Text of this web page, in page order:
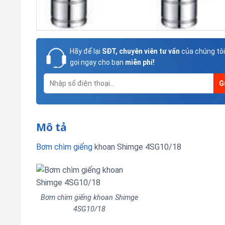
Hãy để lại SĐT, chuyên viên tư vấn của chúng
gọi ngay cho bạn miễn phí!
Mô tả
Bơm chìm giếng khoan Shimge 4SG10/18
Bơm chìm giếng khoan Shimge
4SG10/18